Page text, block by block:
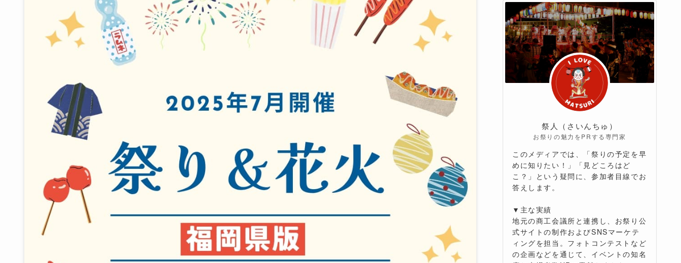
祭人（さいんちゅ）
お祭りの魅力をPRする専門家
このメディアでは、「祭りの予定を早
めに知りたい！」「見どころはど
こ？」という疑問に、参加者目線でお
答えします。
▼主な実績
地元の商工会議所と連携し、お祭り公
式サイトの制作およびSNSマーケテ
ィングを担当。フォトコンテストなど
の企画などを通じて、イベントの知名